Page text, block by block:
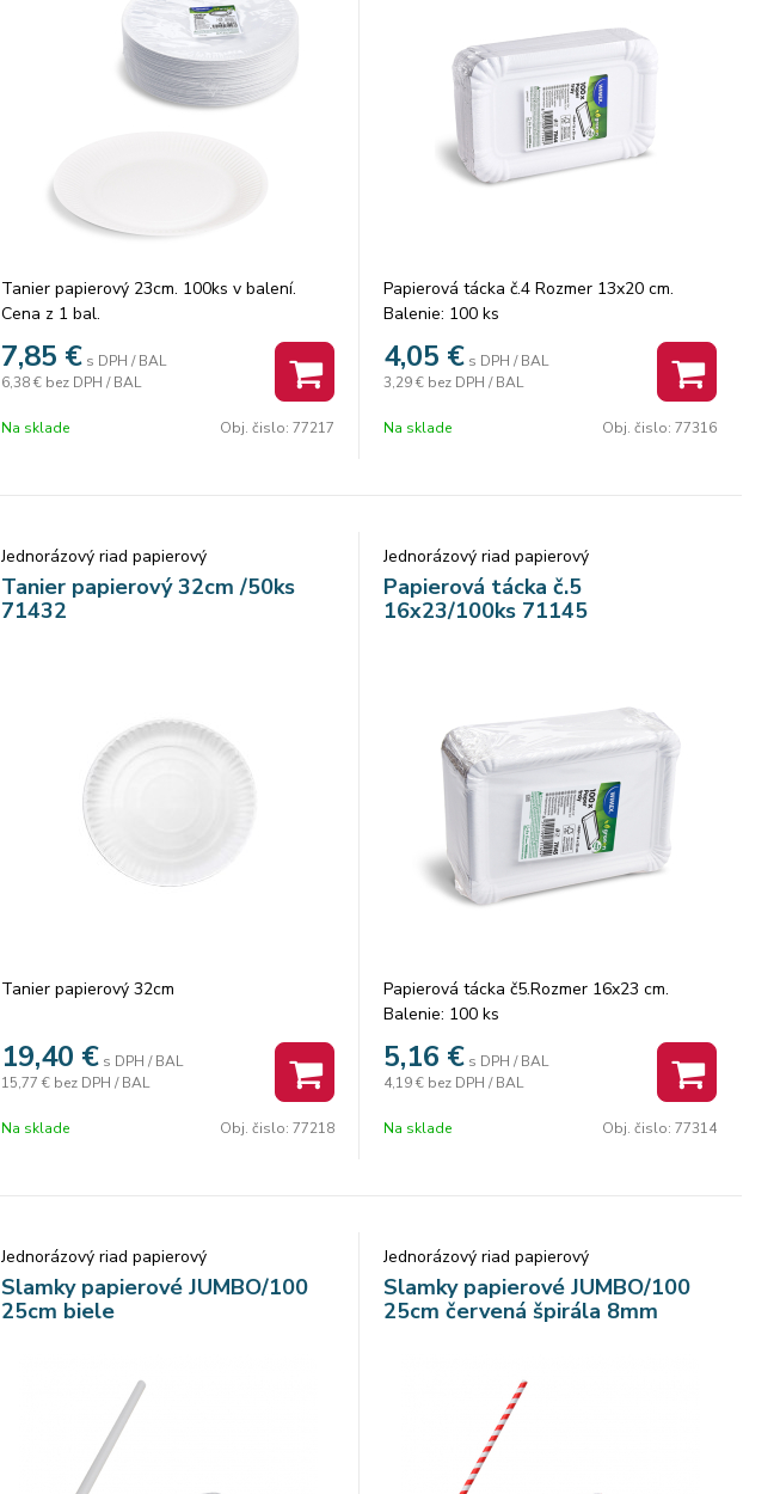
Tanier papierový 23cm. 100ks v balení.
Cena z 1 bal.
7,85 € s DPH / BAL
6,38 € bez DPH / BAL
Na sklade Obj. čislo: 77217
Papierová tácka č.4 Rozmer 13x20 cm.
Balenie: 100 ks
4,05 € s DPH / BAL
3,29 € bez DPH / BAL
Na sklade Obj. čislo: 77316
Jednorázový riad papierový
Tanier papierový 32cm /50ks
71432
Tanier papierový 32cm
19,40 € s DPH / BAL
15,77 € bez DPH / BAL
Na sklade Obj. čislo: 77218
Jednorázový riad papierový
Papierová tácka č.5
16x23/100ks 71145
Papierová tácka č5.Rozmer 16x23 cm.
Balenie: 100 ks
5,16 € s DPH / BAL
4,19 € bez DPH / BAL
Na sklade Obj. čislo: 77314
Jednorázový riad papierový
Slamky papierové JUMBO/100
25cm biele
Jednorázový riad papierový
Slamky papierové JUMBO/100
25cm červená špirála 8mm